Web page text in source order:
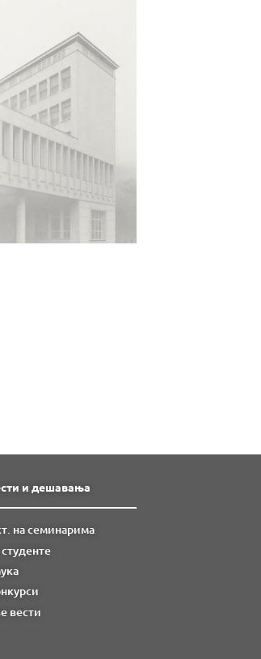
и дешавања
на семинарима
вести